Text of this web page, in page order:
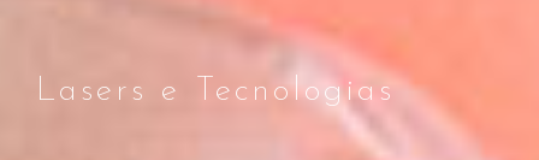
Lasers e Tecnologias